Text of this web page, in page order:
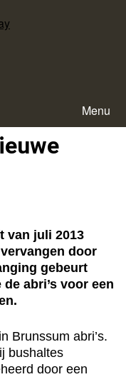
Menu
van juli 2013
door
gebeurt
abri’s voor een
Brunssum abri’s.
bushaltes
door een